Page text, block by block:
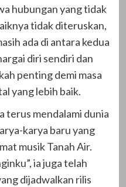
hubungan yang tidak
tidak diteruskan,
ada di antara kedua
diri sendiri dan
penting demi masa
yang lebih baik.
terus mendalami dunia
karya baru yang
musik Tanah Air.
ia juga telah
dijadwalkan rilis